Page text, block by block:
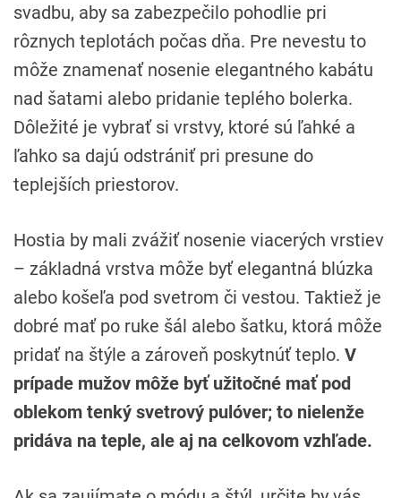
svadbu, aby sa zabezpečilo pohodlie pri
rôznych teplotách počas dňa. Pre nevestu to
môže znamenať nosenie elegantného kabátu
nad šatami alebo pridanie teplého bolerka.
Dôležité je vybrať si vrstvy, ktoré sú ľahké a
ľahko sa dajú odstrániť pri presune do
teplejších priestorov.
Hostia by mali zvážiť nosenie viacerých vrstiev
– základná vrstva môže byť elegantná blúzka
alebo košeľa pod svetrom či vestou. Taktiež je
dobré mať po ruke šál alebo šatku, ktorá môže
pridať na štýle a zároveň poskytnúť teplo. V
prípade mužov môže byť užitočné mať pod
oblekom tenký svetrový pulóver; to nielenže
pridáva na teple, ale aj na celkovom vzhľade.